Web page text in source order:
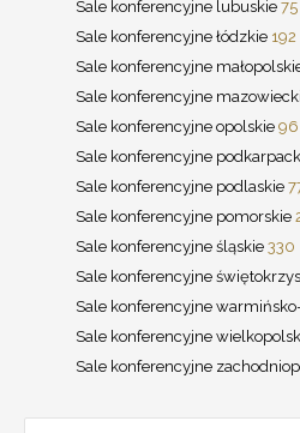
Sale konferencyjne lubuskie 75
Sale konferencyjne łódzkie 192
Sale konferencyjne
Sale konferencyjne
Sale konferencyjne opolskie 96
Sale konferencyjne
Sale konferencyjne podlaskie
Sale konferencyjne pomorskie
Sale konferencyjne śląskie 330
Sale konferencyjne
Sale konferencyjne
Sale konferencyjne
Sale konferencyjne